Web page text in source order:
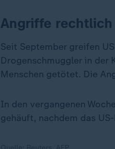
Angriffe
Seit September greifen
Drogenschmuggler in der
Menschen getötet. Die
In den vergangenen
gehäuft, nachdem das